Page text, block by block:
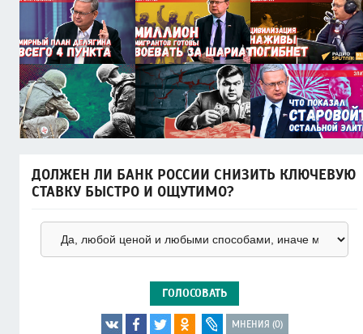
ДОЛЖЕН ЛИ БАНК РОССИИ СНИЗИТЬ КЛЮЧЕВУЮ
СТАВКУ БЫСТРО И ОЩУТИМО?
ГОЛОСОВАТЬ
МНЕНИЯ (0)